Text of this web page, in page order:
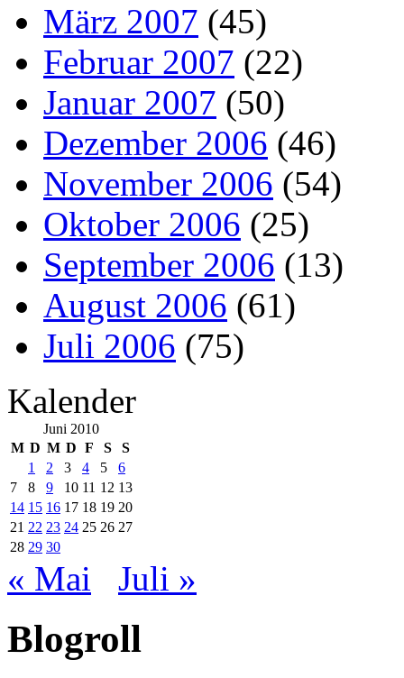
März 2007 (45)
Februar 2007 (22)
Januar 2007 (50)
Dezember 2006 (46)
November 2006 (54)
Oktober 2006 (25)
September 2006 (13)
August 2006 (61)
Juli 2006 (75)
Kalender
Juni 2010
M D M D F S
S
1
2 3 4 5
6
7
8 9 10 11 12 13
14 15 16 17 18 19 20
21 22 23 24 25 26 27
28 29 30
« Mai Juli »
Blogroll